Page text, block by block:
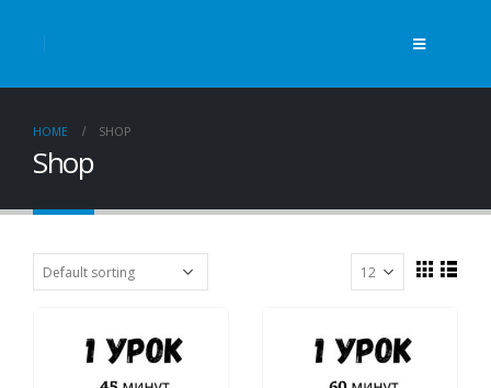
HOME SHOP
Shop